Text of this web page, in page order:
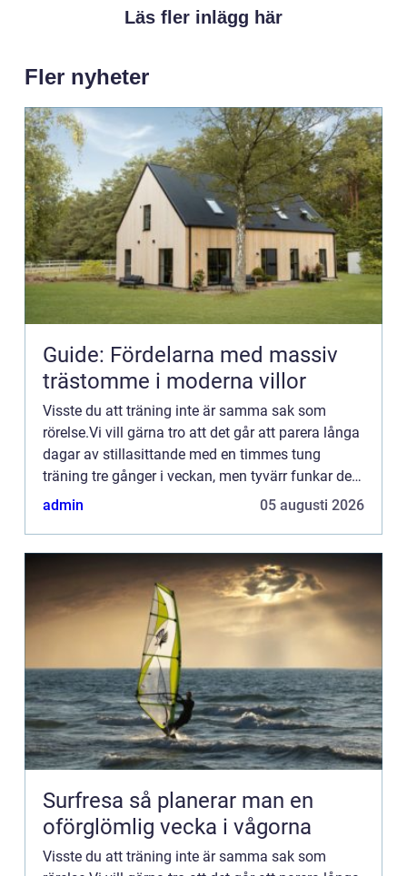
Läs fler inlägg här
Fler nyheter
Guide: Fördelarna med massiv
trästomme i moderna villor
Visste du att träning inte är samma sak som
rörelse.Vi vill gärna tro att det går att parera långa
dagar av stillasittande med en timmes tung
träning tre gånger i veckan, men tyvärr funkar det
inte s&ar...
admin 05 augusti 2026
Surfresa så planerar man en
oförglömlig vecka i vågorna
Visste du att träning inte är samma sak som